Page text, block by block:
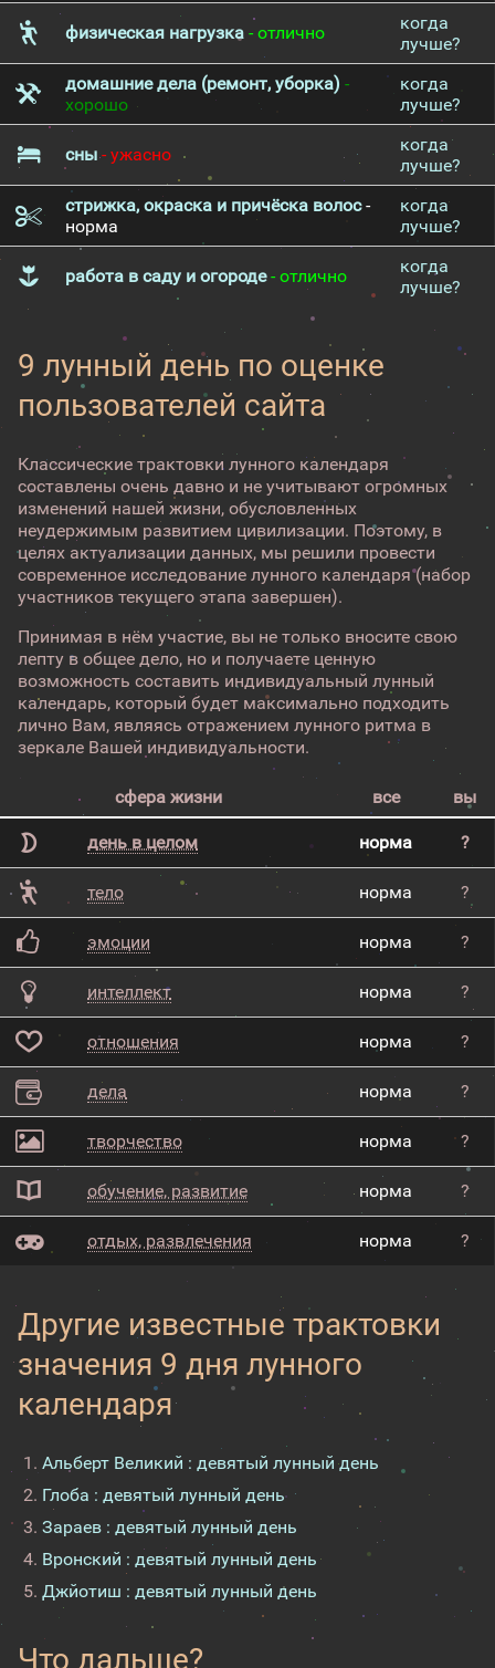
физическая нагрузка - отлично
когда
лучше?
домашние дела (ремонт, уборка) -
хорошо
когда
лучше?
сны- ужасно
когда
лучше?
стрижка, окраска и причёска волос-
норма
когда
лучше?
работа в саду и огороде- отлично
когда
лучше?
9 лунный день по оценке
пользователей сайта
Классические трактовки лунного календаря
составлены очень давно и не учитывают огромных
изменений нашей жизни, обусловленных
неудержимым развитием цивилизации. Поэтому, в
целях актуализации данных, мы решили провести
современное исследование лунного календаря (набор
участников текущего этапа завершен).
Принимая в нём участие, вы не только вносите свою
лепту в общее дело, но и получаете ценную
возможность составить индивидуальный лунный
календарь, который будет максимально подходить
лично Вам, являясь отражением лунного ритма в
зеркале Вашей индивидуальности.
сфера жизни все вы
день в целом норма ?
тело норма ?
эмоции норма ?
интеллект норма ?
отношения норма ?
дела норма ?
творчество норма ?
обучение, развитие норма ?
отдых, развлечения норма ?
Другие известные трактовки
значения 9 дня лунного
календаря
Альберт Великий : девятый лунный день
Глоба : девятый лунный день
Зараев : девятый лунный день
Вронский : девятый лунный день
Джйотиш : девятый лунный день
Что дальше?